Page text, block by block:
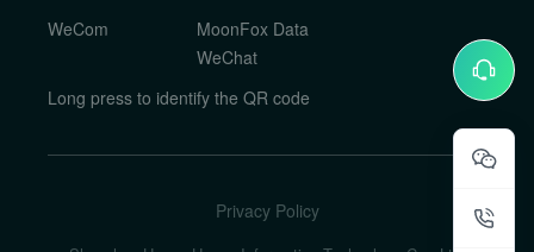
WeCom
MoonFox Data
WeChat
Long press to identify the QR code
Privacy Policy